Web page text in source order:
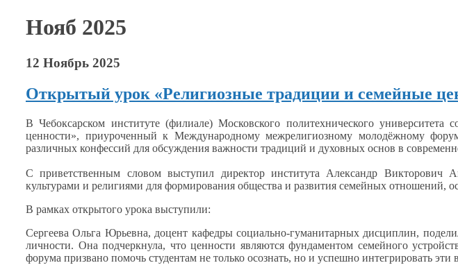
Нояб 2025
12 Ноябрь 2025
Открытый урок «Религиозные традиции и семейные
В Чебоксарском институте (филиале) Московского политехнического университета
ценности», приуроченный к Международномумежрелигиозному молодёжному
различных конфессий для обсуждения важности традиций и духовных основ в
С приветственным словом выступил директор института Александр Викторович
культурами и религиями для формирования общества и развития семейных отношений,
В рамках открытого урока выступили:
Сергеева Ольга Юрьевна, доцент кафедры социально-гуманитарных дисциплин,
личности. Она подчеркнула, что ценности являются фундаментом семейного
форума призвано помочь студентам не только осознать, но и успешно интегрировать эти